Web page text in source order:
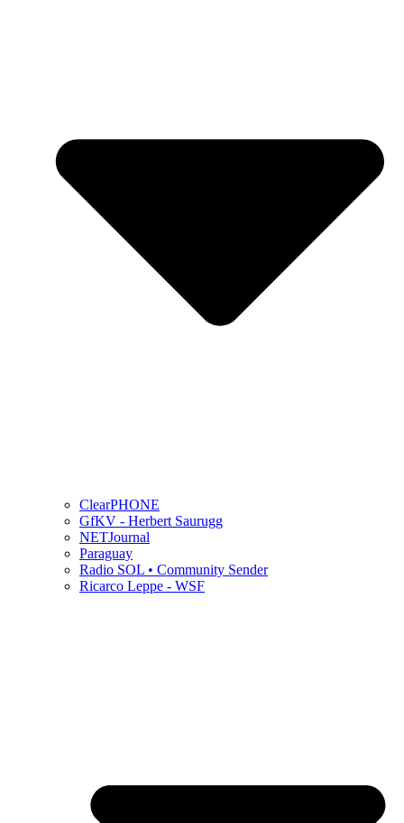
ClearPHONE
GfKV - Herbert Saurugg
NETJournal
Paraguay
Radio SOL • Community Sender
Ricarco Leppe - WSF